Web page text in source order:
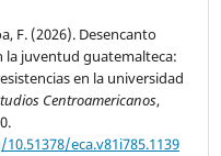
F. (2026). Desencanto
la juventud guatemalteca:
en la universidad
Centroamericanos,
eca.v81i785.1139